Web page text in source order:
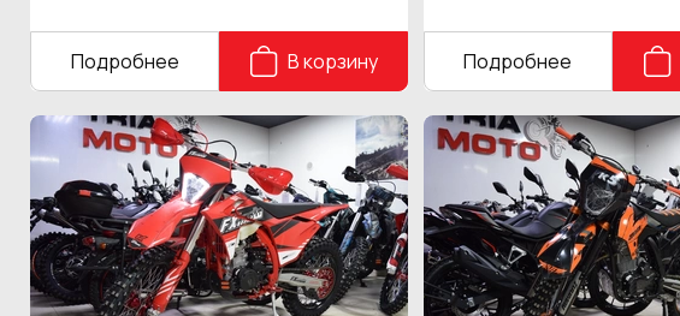
Подробнее В корзину Подробнее